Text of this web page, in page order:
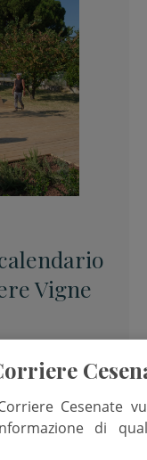
Vigne
Cesenate
di